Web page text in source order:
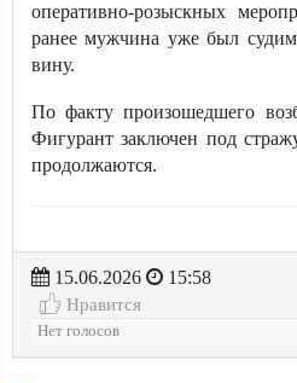
оперативно-розыскных
ранее мужчина уже был
вину.
По факту произошедшего
Фигурант заключен под
продолжаются.
15.06.2026
15:58
Нравится
Нет голосов